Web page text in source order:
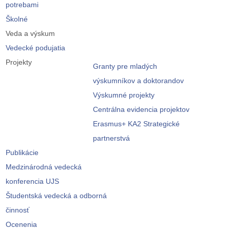
potrebami
Školné
Veda a výskum
Vedecké podujatia
Projekty
Granty pre mladých
výskumníkov a doktorandov
Výskumné projekty
Centrálna evidencia projektov
Erasmus+ KA2 Strategické
partnerstvá
Publikácie
Medzinárodná vedecká
konferencia UJS
Študentská vedecká a odborná
činnosť
Ocenenia